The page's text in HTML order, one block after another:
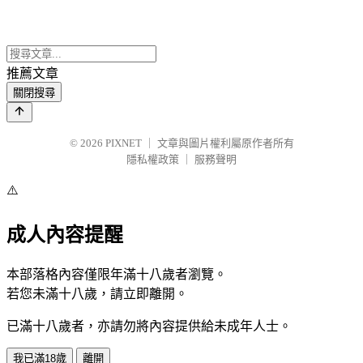
推薦文章
關閉搜尋
© 2026 PIXNET
文章與圖片權利屬原作者所有
隱私權政策
服務聲明
⚠️
成人內容提醒
本部落格內容僅限年滿十八歲者瀏覽。
若您未滿十八歲，請立即離開。
已滿十八歲者，亦請勿將內容提供給未成年人士。
我已滿18歲 離開